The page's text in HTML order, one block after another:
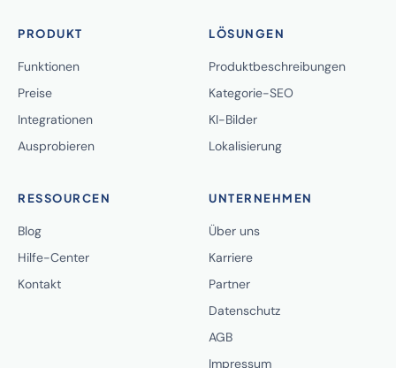
PRODUKT
Funktionen
Preise
Integrationen
Ausprobieren
LÖSUNGEN
Produktbeschreibungen
Kategorie-SEO
KI-Bilder
Lokalisierung
RESSOURCEN
Blog
Hilfe-Center
Kontakt
UNTERNEHMEN
Über uns
Karriere
Partner
Datenschutz
AGB
Impressum